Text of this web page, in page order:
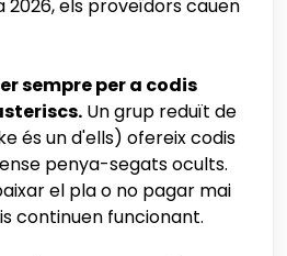
2026, els proveïdors cauen
sempre per a codis
Un grup reduït de
és un d'ells) ofereix codis
penya-segats ocults.
el pla o no pagar mai
continuen funcionant.